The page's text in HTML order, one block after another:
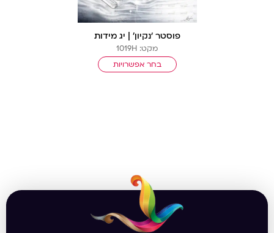
פוסטר ‘נקיון’ | יג מידות
מקט: 1019H
בחר אפשרויות